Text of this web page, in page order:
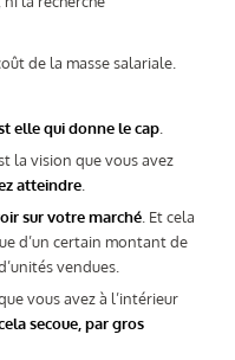
de la masse salariale.
elle qui donne le cap.
la vision que vous avez
atteindre.
sur votre marché. Et cela
d’un certain montant de
vendues.
vous avez à l’intérieur
secoue, par gros